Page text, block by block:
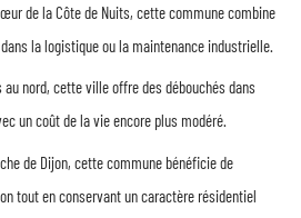
de la Côte de Nuits, cette commune combine
la logistique ou la maintenance industrielle.
au nord, cette ville offre des débouchés dans
un coût de la vie encore plus modéré.
de Dijon, cette commune bénéficie de
tout en conservant un caractère résidentiel